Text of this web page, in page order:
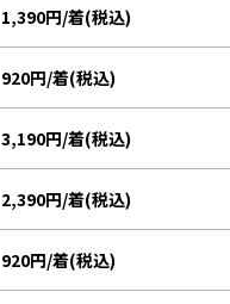
1,390円/着(税込)
920円/着(税込)
3,190円/着(税込)
2,390円/着(税込)
920円/着(税込)